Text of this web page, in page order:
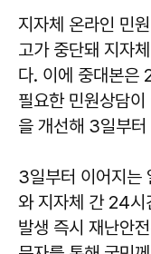
지자체 온라인 민
고가 중단돼 지자
다. 이에 중대본은
필요한 민원상담
을 개선해 3일부
3일부터 이어지는
와 지자체 간 24시
발생 즉시 재난안